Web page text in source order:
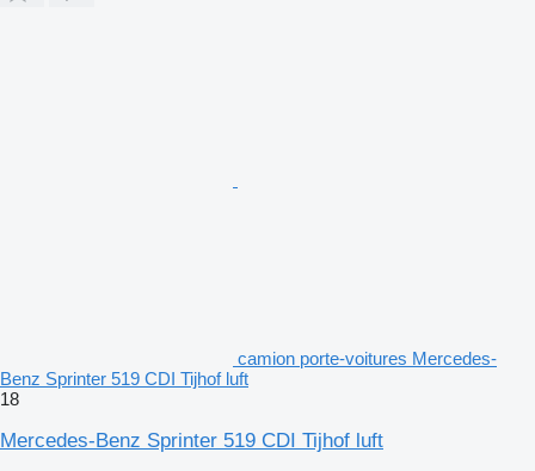
camion porte-voitures Mercedes-
Benz Sprinter 519 CDI Tijhof luft
18
Mercedes-Benz Sprinter 519 CDI Tijhof luft